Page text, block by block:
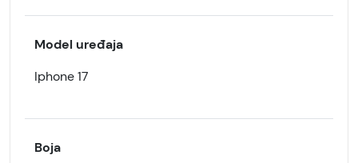
Model uređaja
Iphone 17
Boja